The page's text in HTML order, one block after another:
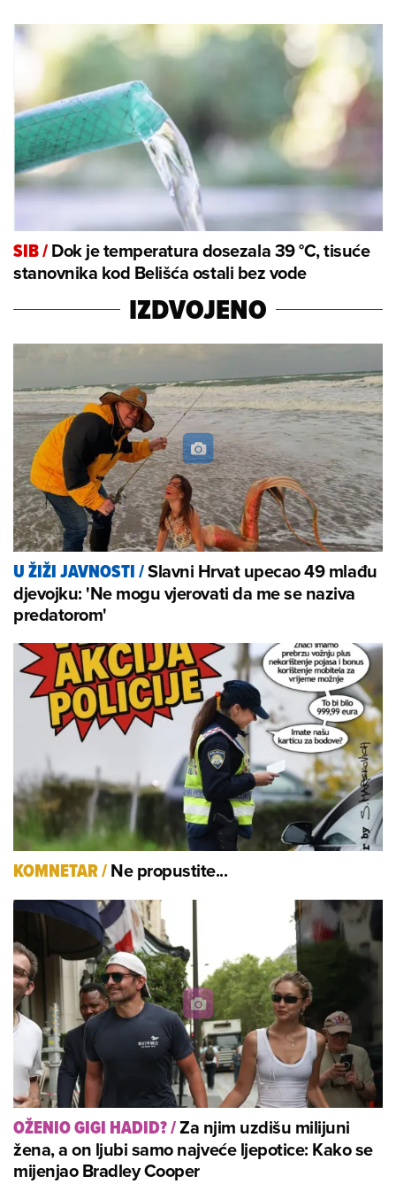
SIB/Dok je temperatura dosezala 39 °C, tisuće
stanovnika kod Belišća ostali bez vode
IZDVOJENO
U ŽIŽI JAVNOSTI/Slavni Hrvat upecao 49 mlađu
djevojku: 'Ne mogu vjerovati da me se naziva
predatorom'
KOMNETAR/Ne propustite...
OŽENIO GIGI HADID?/Za njim uzdišu milijuni
žena, a on ljubi samo najveće ljepotice: Kako se
mijenjao Bradley Cooper